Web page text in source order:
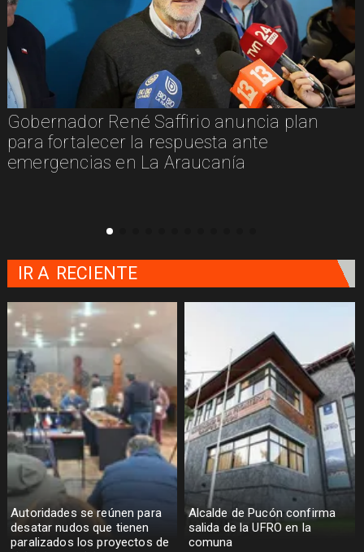
Gobernador René Saffirio anuncia plan
para fortalecer la respuesta ante
emergencias en La Araucanía
Autoridades se reúnen para
desatar nudos que tienen
paralizados los proyectos de
Alcalde de Pucón confirma
salida de la UFRO en la
comuna
IR A RECIENTE